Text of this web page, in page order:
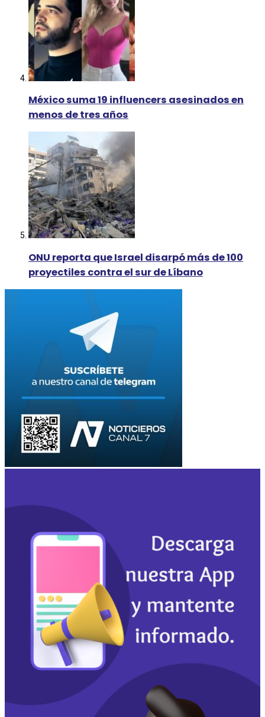
México suma 19 influencers asesinados en
menos de tres años
ONU reporta que Israel disarpó más de 100
proyectiles contra el sur de Líbano